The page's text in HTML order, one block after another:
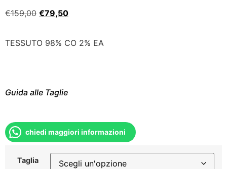
€159,00 €79,50
TESSUTO 98% CO 2% EA
Guida alle Taglie
chiedi maggiori informazioni
Taglia